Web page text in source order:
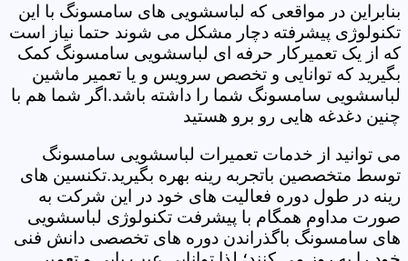
بنابراین در مواقعی که لباسشویی های سامسونگ با این
تکنولوژی پیشرفته دچار مشکل می شوند حتما نیاز است
که از یک تعمیرکار حرفه ای لباسشویی سامسونگ کمک
بگیرید که توانایی و تخصص سرویس و یا تعمیر ماشین
لباسشویی سامسونگ شما را داشته باشد.اگر شما هم با
چنین دغدغه هایی رو برو هستید
می توانید از خدمات تعمیرات لباسشویی سامسونگ
توسط متخصصین باتجربه رینه بهره بگیرید.تکنسین های
رینه در طول دوره فعالیت های خود در این شرکت به
صورت مداوم همگام با پیشرفت تکنولوژی لباسشویی
های سامسونگ باگذراندن دوره های تخصصی دانش فنی